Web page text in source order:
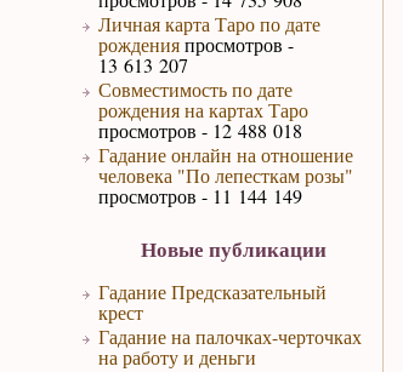
Личная карта Таро по дате
рожденияпросмотров -
13 613 207
Совместимость по дате
рождения на картах Таро
просмотров - 12 488 018
Гадание онлайн на отношение
человека "По лепесткам розы"
просмотров - 11 144 149
Новые публикации
Гадание Предсказательный
крест
Гадание на палочках-черточках
на работу и деньги